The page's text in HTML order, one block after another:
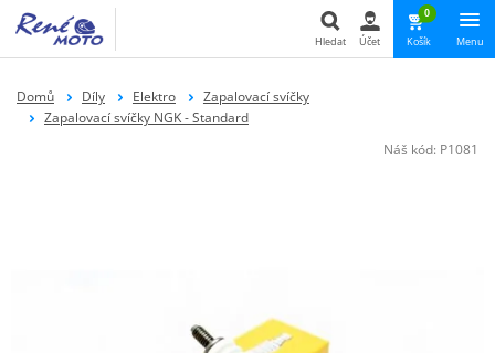
Hledat Účet
0
Košík Menu
Domů Díly Elektro
Zapalovací svíčky
Zapalovací svíčky NGK - Standard
Náš kód: P1081